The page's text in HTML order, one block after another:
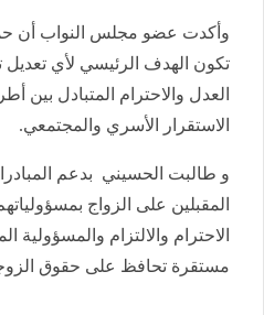
وأكدت عضو مجلس النواب أن
تكون الهدف الرئيسي لأي
العدل والاحترام المتبادل بين
الاستقرار الأسري والمجتمعي.
و طالبت الحسيني بدعم
المقبلين على الزواج
الاحترام والالتزام والمسؤولية
مستقرة تحافظ على حقوق